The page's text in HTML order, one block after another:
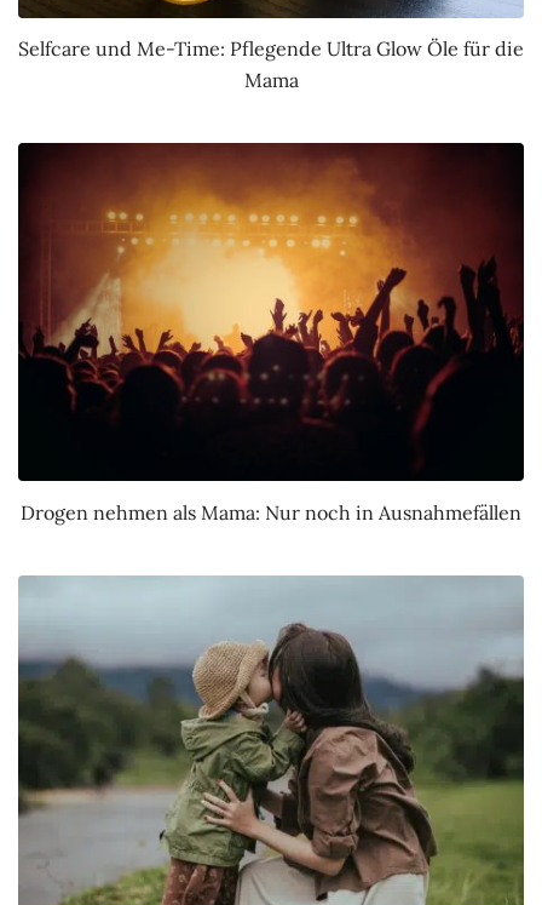
Selfcare und Me-Time: Pflegende Ultra Glow Öle für die
Mama
Drogen nehmen als Mama: Nur noch in Ausnahmefällen